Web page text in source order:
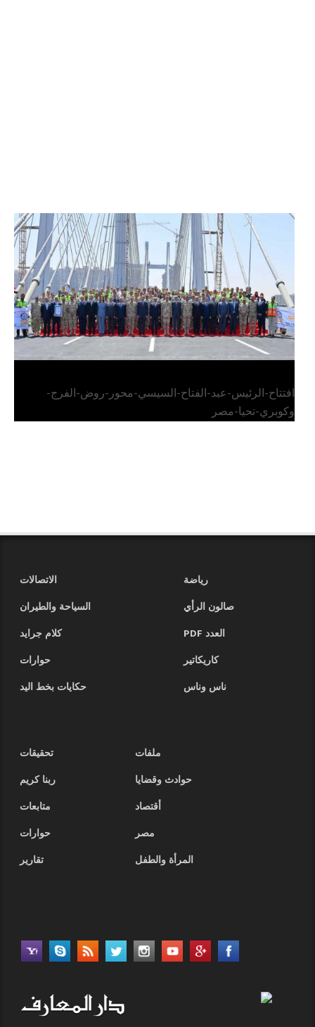
الرئيس عبد الفتاح السيسي يفتتح محور روض الفرج
وكوبري تحيا مصر
افتتاح-الرئيس-عبد-الفتاح-السيسي-محور-روض-الفرج-
وكوبري-تحيا-مصر
رياضة
الاتصالات
صالون الرأي
السياحة والطيران
العدد PDF
كلام جرايد
كاريكاتير
حوارات
ناس وناس
حكايات بخط اليد
ملفات
تحقيقات
حوادث وقضايا
ربنا كريم
أقتصاد
متابعات
مصر
حوارات
المرأة والطفل
تقارير